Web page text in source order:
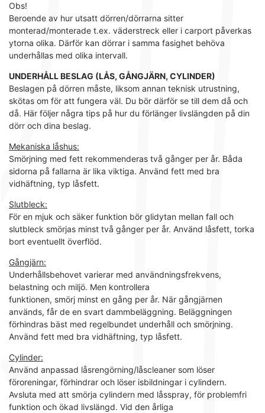
Obs!
Beroende av hur utsatt dörren/dörrarna sitter
monterad/monterade t.ex. väderstreck eller i carport påverkas
ytorna olika. Därför kan dörrar i samma fasighet behöva
underhållas med olika intervall.
UNDERHÅLL BESLAG (LÅS, GÅNGJÄRN, CYLINDER)
Beslagen på dörren måste, liksom annan teknisk utrustning,
skötas om för att fungera väl. Du bör därför se till dem då och
då. Här följer några tips på hur du förlänger livslängden på din
dörr och dina beslag.
Mekaniska låshus:
Smörjning med fett rekommenderas två gånger per år. Båda
sidorna på fallarna är lika viktiga. Använd fett med bra
vidhäftning, typ låsfett.
Slutbleck:
För en mjuk och säker funktion bör glidytan mellan fall och
slutbleck smörjas minst två gånger per år. Använd låsfett, torka
bort eventuellt överflöd.
Gångjärn:
Underhållsbehovet varierar med användningsfrekvens,
belastning och miljö. Men kontrollera
funktionen, smörj minst en gång per år. När gångjärnen
används, får de en svart dammbeläggning. Beläggningen
förhindras bäst med regelbundet underhåll och smörjning.
Använd fett med bra vidhäftning, typ låsfett.
Cylinder:
Använd anpassad låsrengörning/låscleaner som löser
föroreningar, förhindrar och löser isbildningar i cylindern.
Avsluta med att smörja cylindern med låsspray, för problemfri
funktion och ökad livslängd. Vid den årliga